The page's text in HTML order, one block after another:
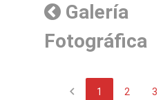
Galería
Fotográfica
chevron_left 1 2 3